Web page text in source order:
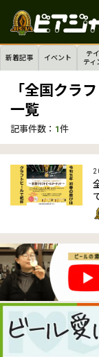
新着記事 イベント
テ
ティ
「全国クラ
一覧
記事件数： 1件